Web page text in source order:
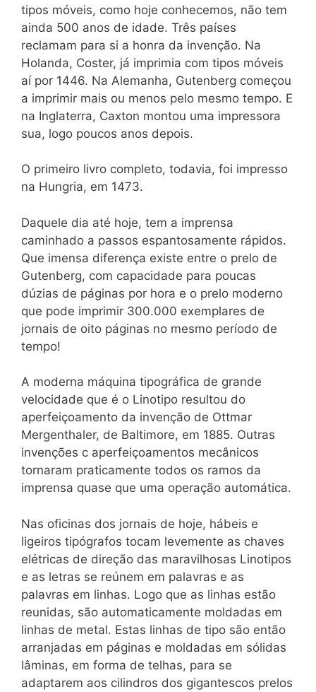
tipos móveis, como hoje conhecemos, não tem
ainda 500 anos de idade. Três países
reclamam para si a honra da invenção. Na
Holanda, Coster, já imprimia com tipos móveis
aí por 1446. Na Alemanha, Gutenberg começou
a imprimir mais ou menos pelo mesmo tempo. E
na Inglaterra, Caxton montou uma impressora
sua, logo poucos anos depois.
O primeiro livro completo, todavia, foi impresso
na Hungria, em 1473.
Daquele dia até hoje, tem a imprensa
caminhado a passos espantosamente rápidos.
Que imensa diferença existe entre o prelo de
Gutenberg, com capacidade para poucas
dúzias de páginas por hora e o prelo moderno
que pode imprimir 300.000 exemplares de
jornais de oito páginas no mesmo período de
tempo!
A moderna máquina tipográfica de grande
velocidade que é o Linotipo resultou do
aperfeiçoamento da invenção de Ottmar
Mergenthaler, de Baltimore, em 1885. Outras
invenções c aperfeiçoamentos mecânicos
tornaram praticamente todos os ramos da
imprensa quase que uma operação automática.
Nas oficinas dos jornais de hoje, hábeis e
ligeiros tipógrafos tocam levemente as chaves
elétricas de direção das maravilhosas Linotipos
e as letras se reúnem em palavras e as
palavras em linhas. Logo que as linhas estão
reunidas, são automaticamente moldadas em
linhas de metal. Estas linhas de tipo são então
arranjadas em páginas e moldadas em sólidas
lâminas, em forma de telhas, para se
adaptarem aos cilindros dos gigantescos prelos